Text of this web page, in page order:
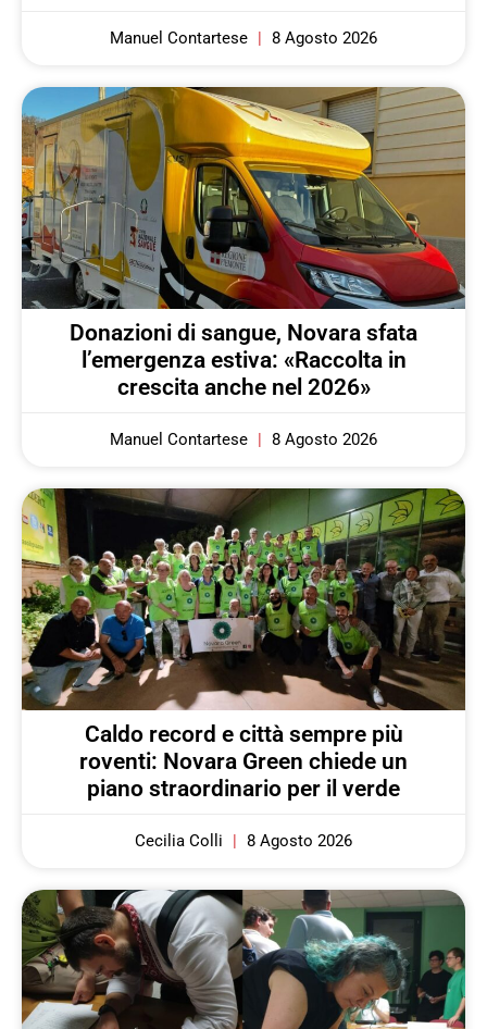
Manuel Contartese 8 Agosto 2026
Donazioni di sangue, Novara sfata
l’emergenza estiva: «Raccolta in
crescita anche nel 2026»
Manuel Contartese 8 Agosto 2026
Caldo record e città sempre più
roventi: Novara Green chiede un
piano straordinario per il verde
Cecilia Colli 8 Agosto 2026